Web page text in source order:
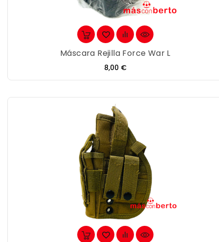
Máscara Rejilla Force War L
Precio
8,00 €